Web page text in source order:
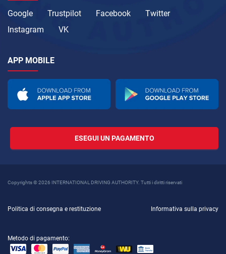
Google Trustpilot Facebook
Twitter
Instagram
VK
APP MOBILE
ESEGUI UN PAGAMENTO
Copyrights © 2026 INTERNATIONAL DRIVING AUTHORITY. Tutti i diritti riservati
Politica di consegna e restituzione Informativa sulla privacy
Metodo di pagamento: